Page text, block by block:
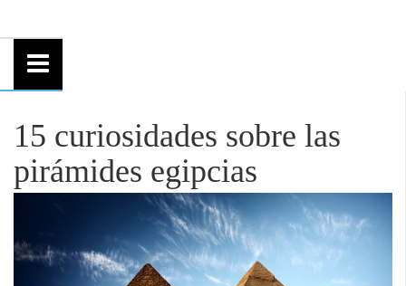
15 curiosidades sobre las
pirámides egipcias